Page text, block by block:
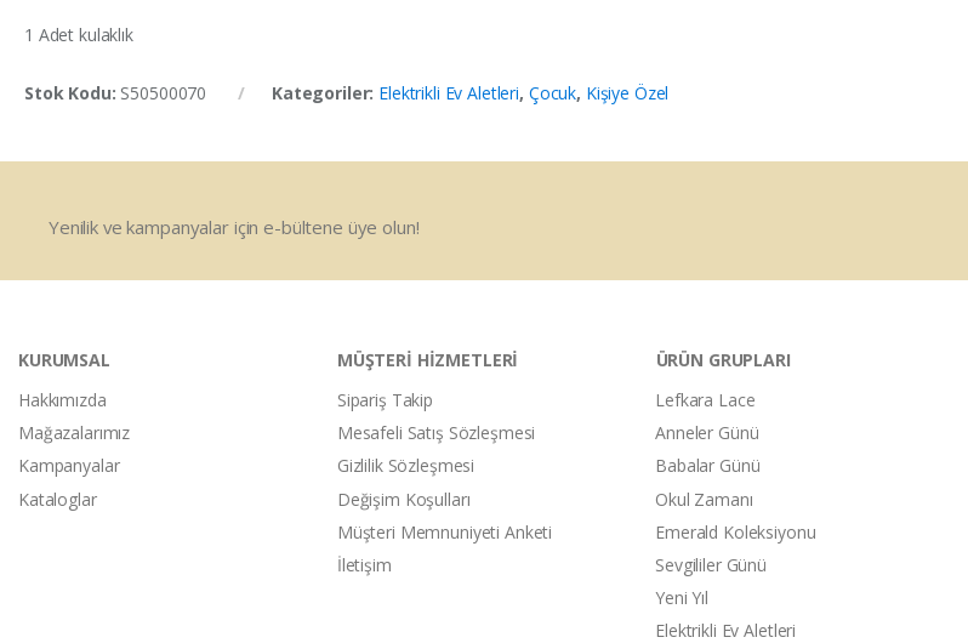
1 Adet kulaklık
Stok Kodu: S50500070 Kategoriler: Elektrikli Ev Aletleri, Çocuk, Kişiye Özel
Yenilik ve kampanyalar için e-bültene üye olun!
KURUMSAL
Hakkımızda
Mağazalarımız
Kampanyalar
Kataloglar
MÜŞTERİ HİZMETLERİ
Sipariş Takip
Mesafeli Satış Sözleşmesi
Gizlilik Sözleşmesi
Değişim Koşulları
Müşteri Memnuniyeti Anketi
İletişim
ÜRÜN GRUPLARI
Lefkara Lace
Anneler Günü
Babalar Günü
Okul Zamanı
Emerald Koleksiyonu
Sevgililer Günü
Yeni Yıl
Elektrikli Ev Aletleri